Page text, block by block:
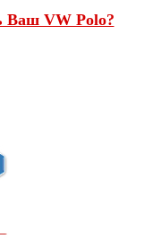
Ваш VW Polo?